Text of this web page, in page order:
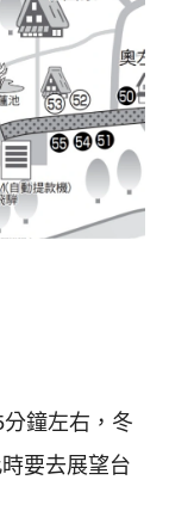
鐘左右，冬
要去展望台